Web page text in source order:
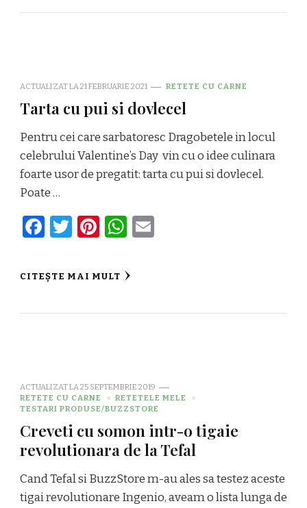
ACTUALIZAT LA21 FEBRUARIE 2021 RETETE CU CARNE
Tarta cu pui si dovlecel
Pentru cei care sarbatoresc Dragobetele in locul
celebrului Valentine’s Day vin cu o idee culinara
foarte usor de pregatit: tarta cu pui si dovlecel.
Poate …
Facebook
Twitter
Pinterest
WhatsApp
CITEȘTE MAI MULT
ACTUALIZAT LA25 SEPTEMBRIE 2019
RETETE CU CARNE
RETETELE MELE
TESTARI PRODUSE/BUZZSTORE
Creveti cu somon intr-o tigaie
revolutionara de la Tefal
Cand Tefal si BuzzStore m-au ales sa testez aceste
tigai revolutionare Ingenio, aveam o lista lunga de